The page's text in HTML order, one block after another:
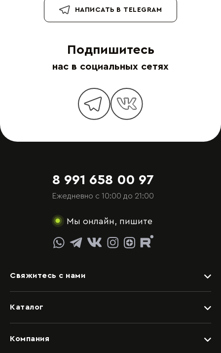
НАПИСАТЬ В TELEGRAM
Подпишитесь
нас в социальных сетях
8 991 658 00 97
Ежедневно с 10:00 до 21:00
Мы онлайн, пишите
Каталог
Детские
Спальни
Компания
Свяжитесь с нами
Задать вопрос
Видеоконсультация со специалистом
Обращение в отдел качества
Написать руководству